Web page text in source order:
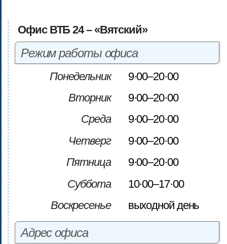
Офис ВТБ 24 – «Вятский»
Режим работы офиса
Понедельник
9·00–20·00
Вторник
9·00–20·00
Среда
9·00–20·00
Четверг
9·00–20·00
Пятница
9·00–20·00
Суббота
10·00–17·00
Воскресенье
выходной день
Адрес офиса